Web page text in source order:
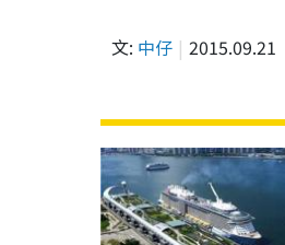
文: 中仔 2015.09.21